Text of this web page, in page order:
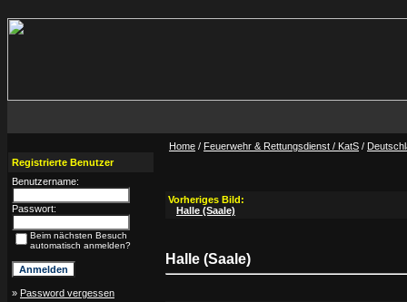
Registrierte Benutzer
Benutzername:
Passwort:
Beim nächsten Besuch
automatisch anmelden?
» Password vergessen
Home / Feuerwehr & Rettungsdienst / KatS /
Vorheriges Bild:
Halle (Saale)
Halle (Saale)